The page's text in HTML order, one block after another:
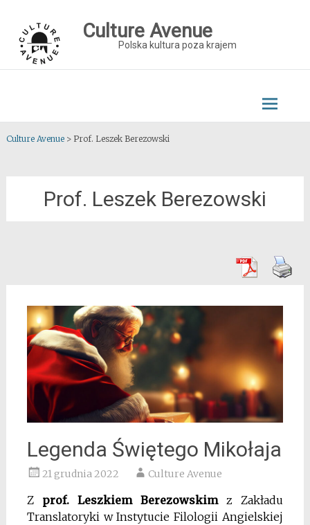
content
Culture Avenue
Polska kultura poza krajem
Culture Avenue> Prof. Leszek Berezowski
Prof. Leszek Berezowski
Legenda Świętego Mikołaja
21 grudnia 2022 Culture Avenue
Z prof. Leszkiem Berezowskimz Zakładu
Translatoryki w Instytucie Filologii Angielskiej